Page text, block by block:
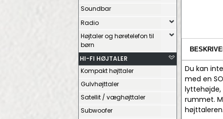
Soundbar
Radio
Højtaler og høretelefon til
børn
HI-FI HØJTALER
Kompakt højttaler
Gulvhøjttaler
Satellit / væghøjttaler
Subwoofer
Du kan
med en
lyttehøjde,
rummet.
højttaleren.